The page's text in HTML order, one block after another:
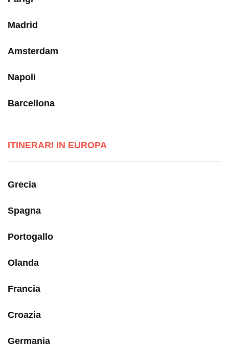
Madrid
Amsterdam
Napoli
Barcellona
ITINERARI IN EUROPA
Grecia
Spagna
Portogallo
Olanda
Francia
Croazia
Germania